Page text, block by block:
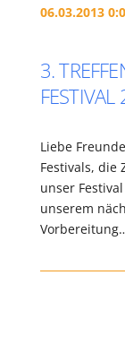
06.03.2013
3.
Liebe
Festivals, die
unser
unserem